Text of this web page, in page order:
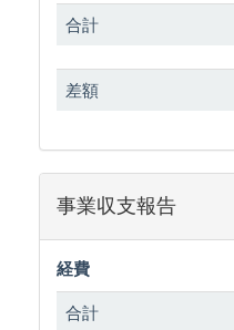
合計
差額
事業収支報告
経費
合計